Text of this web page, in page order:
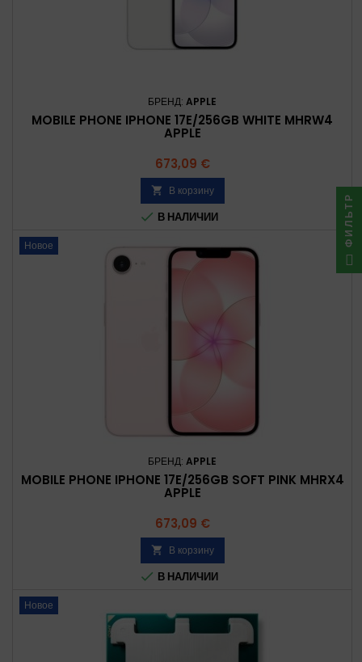
БРЕНД: APPLE
MOBILE PHONE IPHONE 17E/256GB WHITE MHRW4
APPLE
Цена
673,09 €
 В корзину
 В НАЛИЧИИ
Новое
БРЕНД: APPLE
MOBILE PHONE IPHONE 17E/256GB SOFT PINK MHRX4
APPLE
Цена
673,09 €
 В корзину
 В НАЛИЧИИ
Новое
ФИЛЬТР